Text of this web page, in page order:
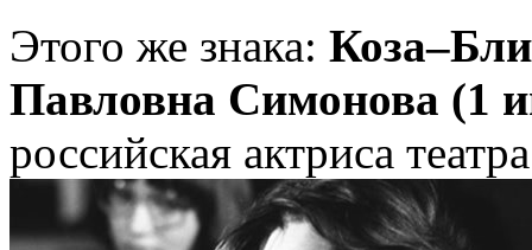
Этого же знака:
Павловна Симонова (1
российская актриса